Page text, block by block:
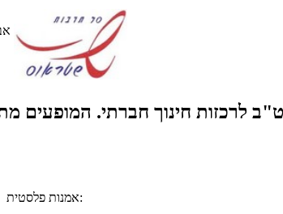
לרכזות חינוך חברתי. המופעים
אמנות פלסטית: